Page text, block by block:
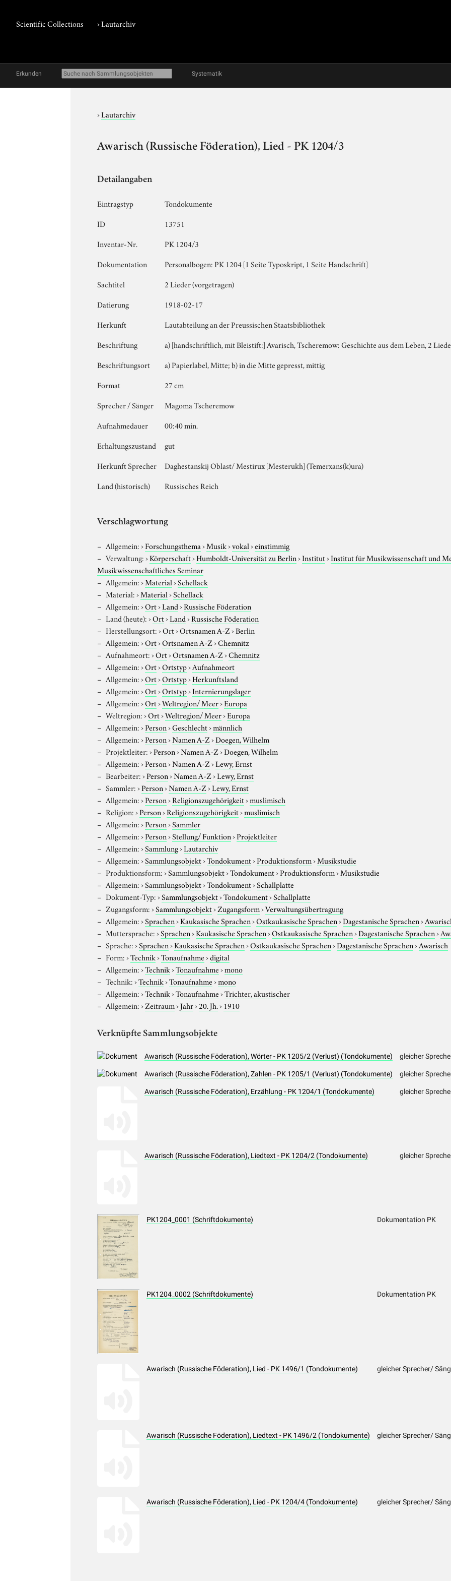
Scientific Collections ›Lautarchiv
Erkunden Systematik
›Lautarchiv
Awarisch (Russische Föderation), Lied - PK 1204/3
Detailangaben
Eintragstyp
Tondokumente
ID
13751
Inventar-Nr.
PK 1204/3
Dokumentation
Personalbogen: PK 1204 [1 Seite Typoskript, 1 Seite Handschrift]
Sachtitel
2 Lieder (vorgetragen)
Datierung
1918-02-17
Herkunft
Lautabteilung an der Preussischen Staatsbibliothek
Beschriftung
a) [handschriftlich, mit Bleistift:] Avarisch, Tscheremow: Geschichte aus dem Leben, 2
Beschriftungsort
a) Papierlabel, Mitte; b) in die Mitte gepresst, mittig
Format
27 cm
Sprecher / Sänger
Magoma Tscheremow
Aufnahmedauer
00:40 min.
Erhaltungszustand
gut
Herkunft Sprecher
Daghestanskij Oblast/ Mestirux [Mesterukh] (Temerxans(k)ura)
Land (historisch)
Russisches Reich
Verschlagwortung
Allgemein:›Forschungsthema›Musik›vokal›einstimmig
Verwaltung:›Körperschaft›Humboldt-Universität zu Berlin›Institut›Institut für Musikwissenschaft und
Musikwissenschaftliches Seminar
Allgemein:›Material›Schellack
Material:›Material›Schellack
Allgemein:›Ort›Land›Russische Föderation
Land (heute):›Ort›Land›Russische Föderation
Herstellungsort:›Ort›Ortsnamen A-Z›Berlin
Allgemein:›Ort›Ortsnamen A-Z›Chemnitz
Aufnahmeort:›Ort›Ortsnamen A-Z›Chemnitz
Allgemein:›Ort›Ortstyp›Aufnahmeort
Allgemein:›Ort›Ortstyp›Herkunftsland
Allgemein:›Ort›Ortstyp›Internierungslager
Allgemein:›Ort›Weltregion/ Meer›Europa
Weltregion:›Ort›Weltregion/ Meer›Europa
Allgemein:›Person›Geschlecht›männlich
Allgemein:›Person›Namen A-Z›Doegen, Wilhelm
Projektleiter:›Person›Namen A-Z›Doegen, Wilhelm
Allgemein:›Person›Namen A-Z›Lewy, Ernst
Bearbeiter:›Person›Namen A-Z›Lewy, Ernst
Sammler:›Person›Namen A-Z›Lewy, Ernst
Allgemein:›Person›Religionszugehörigkeit›muslimisch
Religion:›Person›Religionszugehörigkeit›muslimisch
Allgemein:›Person›Sammler
Allgemein:›Person›Stellung/ Funktion›Projektleiter
Allgemein:›Sammlung›Lautarchiv
Allgemein:›Sammlungsobjekt›Tondokument›Produktionsform›Musikstudie
Produktionsform:›Sammlungsobjekt›Tondokument›Produktionsform›Musikstudie
Allgemein:›Sammlungsobjekt›Tondokument›Schallplatte
Dokument-Typ:›Sammlungsobjekt›Tondokument›Schallplatte
Zugangsform:›Sammlungsobjekt›Zugangsform›Verwaltungsübertragung
Allgemein:›Sprachen›Kaukasische Sprachen›Ostkaukasische Sprachen›Dagestanische Sprachen›
Muttersprache:›Sprachen›Kaukasische Sprachen›Ostkaukasische Sprachen›Dagestanische Sprachen›
Sprache:›Sprachen›Kaukasische Sprachen›Ostkaukasische Sprachen›Dagestanische Sprachen›Awarisch
Form:›Technik›Tonaufnahme›digital
Allgemein:›Technik›Tonaufnahme›mono
Technik:›Technik›Tonaufnahme›mono
Allgemein:›Technik›Tonaufnahme›Trichter, akustischer
Allgemein:›Zeitraum›Jahr›20. Jh.› 1910
Verknüpfte Sammlungsobjekte
Awarisch (Russische Föderation), Wörter - PK 1205/2 (Verlust) (Tondokumente) gleicher
Awarisch (Russische Föderation), Zahlen - PK 1205/1 (Verlust) (Tondokumente) gleicher
Awarisch (Russische Föderation), Erzählung - PK 1204/1 (Tondokumente) gleicher
Awarisch (Russische Föderation), Liedtext - PK 1204/2 (Tondokumente) gleicher
PK1204_0001 (Schriftdokumente) Dokumentation PK
PK1204_0002 (Schriftdokumente) Dokumentation PK
Awarisch (Russische Föderation), Lied - PK 1496/1 (Tondokumente) gleicher Sprecher/
Awarisch (Russische Föderation), Liedtext - PK 1496/2 (Tondokumente) gleicher Sprecher/
Awarisch (Russische Föderation), Lied - PK 1204/4 (Tondokumente) gleicher Sprecher/